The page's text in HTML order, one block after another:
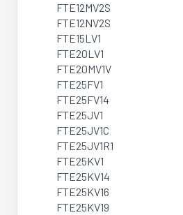
FTE12MV2S
FTE12NV2S
FTE15LV1
FTE20LV1
FTE20MV1V
FTE25FV1
FTE25FV14
FTE25JV1
FTE25JV1C
FTE25JV1R1
FTE25KV1
FTE25KV14
FTE25KV16
FTE25KV19